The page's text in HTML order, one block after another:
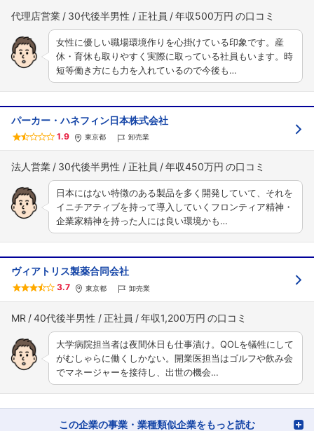
代理店営業 30代後半男性 正社員 年収500万円
女性に優しい職場環境作りを心掛けている印象です。産
休・育休も取りやすく実際に取っている社員もいます。時
短等働き方にも力を入れているので今後も…
パーカー・ハネフィン日本株式会社
1.9 東京都 卸売業
法人営業 30代後半男性 正社員 年収450万円
日本にはない特徴のある製品を多く開発していて、それを
イニチアティブを持って導入していくフロンティア精神・
企業家精神を持った人には良い環境かも…
ヴィアトリス製薬合同会社
3.7 東京都 卸売業
MR 40代後半男性 正社員 年収1,200万円
大学病院担当者は夜間休日も仕事漬け。QOLを犠牲にして
がむしゃらに働くしかない。開業医担当はゴルフや飲み会
でマネージャーを接待し、出世の機会…
この企業の事業・業種類似企業をもっと読む